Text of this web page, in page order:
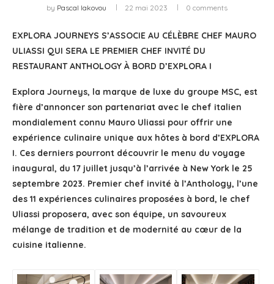
by Pascal Iakovou 22 mai 2023 0 comments
EXPLORA JOURNEYS S’ASSOCIE AU CÉLÈBRE CHEF MAURO
ULIASSI QUI SERA LE PREMIER CHEF INVITÉ DU
RESTAURANT ANTHOLOGY À BORD D’EXPLORA I
Explora Journeys, la marque de luxe du groupe MSC, est
fière d’annoncer son partenariat avec le chef italien
mondialement connu Mauro Uliassi pour offrir une
expérience culinaire unique aux hôtes à bord d’EXPLORA
I. Ces derniers pourront découvrir le menu du voyage
inaugural, du 17 juillet jusqu’à l’arrivée à New York le 25
septembre 2023. Premier chef invité à l’Anthology, l’une
des 11 expériences culinaires proposées à bord, le chef
Uliassi proposera, avec son équipe, un savoureux
mélange de tradition et de modernité au cœur de la
cuisine italienne.